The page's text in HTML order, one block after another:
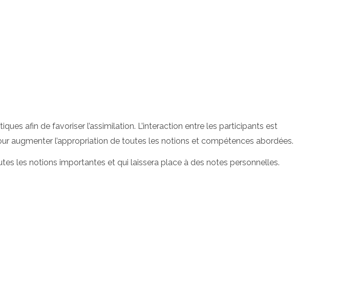
afin de favoriser l’assimilation. L’interaction entre les participants est
augmenter l’appropriation de toutes les notions et compétences abordées.
les notions importantes et qui laissera place à des notes personnelles.